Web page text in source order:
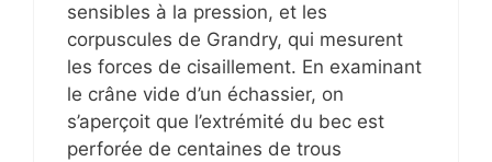
sensibles à la pression, et les
corpuscules de Grandry, qui mesurent
les forces de cisaillement. En examinant
le crâne vide d’un échassier, on
s’aperçoit que l’extrémité du bec est
perforée de centaines de trous